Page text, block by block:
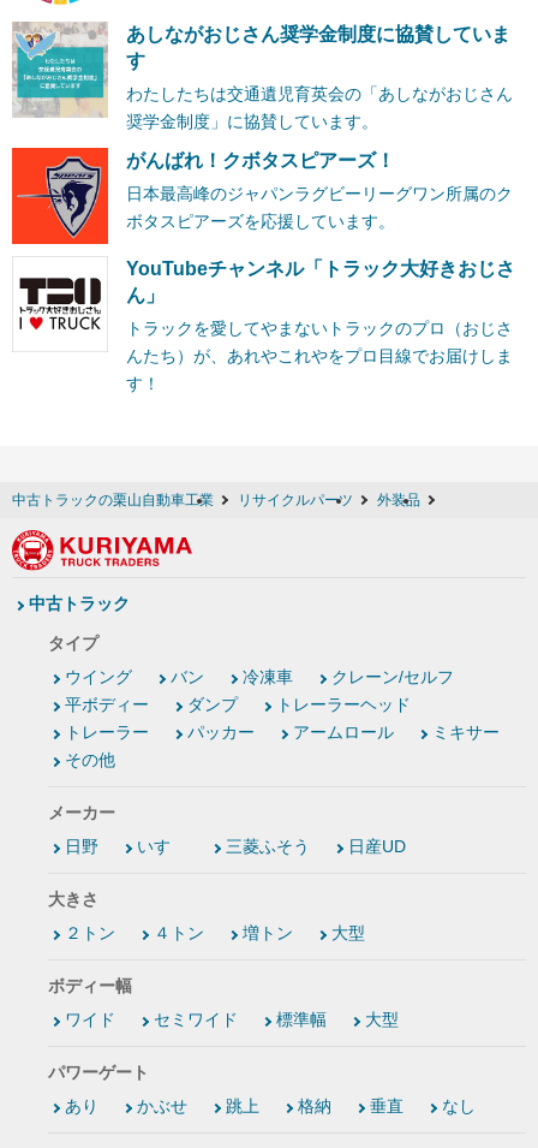
あしながおじさん奨学金制度に協賛していま
す
わたしたちは交通遺児育英会の「あしながおじさん
奨学金制度」に協賛しています。
がんばれ！クボタスピアーズ！
日本最高峰のジャパンラグビーリーグワン所属のク
ボタスピアーズを応援しています。
YouTubeチャンネル「トラック大好きおじさ
ん」
トラックを愛してやまないトラックのプロ（おじさ
んたち）が、あれやこれやをプロ目線でお届けしま
す！
中古トラックの栗山自動車工業 リサイクルパーツ 外装品
中古トラック
タイプ
ウイング
バン 冷凍車
クレーン/セルフ
平ボディー
ダンプ
トレーラーヘッド
トレーラー
パッカー アームロール
ミキサー
その他
メーカー
日野
いすゞ 三菱ふそう 日産UD
大きさ
２トン
４トン 増トン 大型
ボディー幅
ワイド
セミワイド 標準幅 大型
パワーゲート
あり
かぶせ 跳上 格納 垂直 なし